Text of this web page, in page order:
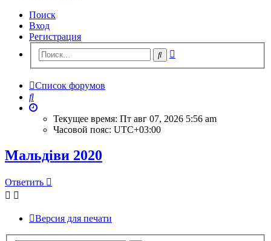
Поиск
Вход
Регистрация
Поиск
Список форумов
Поиск
Текущее время: Пт авг 07, 2026 5:56 am
Часовой пояс: UTC+03:00
Мальдіви 2020
Ответить
Версия для печати